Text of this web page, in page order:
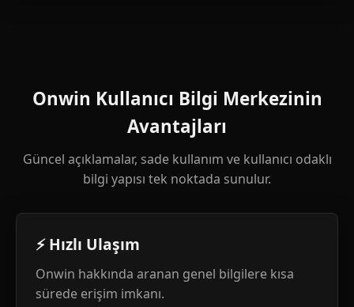
Onwin Kullanıcı Bilgi Merkezinin
Avantajları
Güncel açıklamalar, sade kullanım ve kullanıcı odaklı
bilgi yapısı tek noktada sunulur.
⚡ Hızlı Ulaşım
Onwin hakkında aranan genel bilgilere kısa
sürede erişim imkanı.